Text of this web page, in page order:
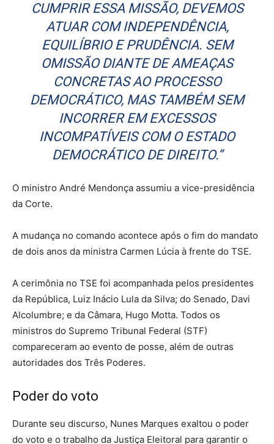
CUMPRIR ESSA MISSÃO, DEVEMOS
ATUAR COM INDEPENDÊNCIA,
EQUILÍBRIO E PRUDÊNCIA. SEM
OMISSÃO DIANTE DE AMEAÇAS
CONCRETAS AO PROCESSO
DEMOCRÁTICO, MAS TAMBÉM SEM
INCORRER EM EXCESSOS
INCOMPATÍVEIS COM O ESTADO
DEMOCRÁTICO DE DIREITO.”
O ministro André Mendonça assumiu a vice-presidência
da Corte.
A mudança no comando acontece após o fim do mandato
de dois anos da ministra Carmen Lúcia à frente do TSE.
A cerimônia no TSE foi acompanhada pelos presidentes
da República, Luiz Inácio Lula da Silva; do Senado, Davi
Alcolumbre; e da Câmara, Hugo Motta. Todos os
ministros do Supremo Tribunal Federal (STF)
compareceram ao evento de posse, além de outras
autoridades dos Três Poderes.
Poder do voto
Durante seu discurso, Nunes Marques exaltou o poder
do voto e o trabalho da Justiça Eleitoral para garantir o